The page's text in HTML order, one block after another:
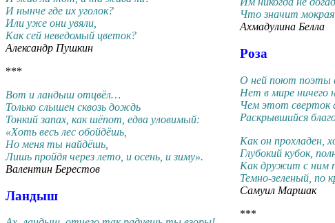
И нынче где их уголок?
Или уже они увяли,
Как сей неведомый цветок?
Александр Пушкин
***
Вот и ландыш отцвёл…
Только слышен сквозь дождь
Тонкий запах, как шёпот, едва уловимый:
«Хоть весь лес обойдёшь,
Но меня ты найдёшь,
Лишь пройдя через лето, и осень, и зиму».
Валентин Берестов
Ландыш
Что значит мокрая
Ахмадулина Белла
Роза
О ней поют поэты
Нет в мире ничего
Чем этот сверток
Раскрывшийся
Как он прохладен,
Глубокий кубок,
Как дружит с ним
Темно-зеленый, по
Самуил Маршак
***